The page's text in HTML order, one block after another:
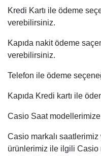
Kredi Kartı ile ödeme
verebilirsiniz.
Kapıda nakit ödeme
verebilirsiniz.
Telefon ile ödeme
Kapıda Kredi kartı ile
Casio Saat
Casio markalı
ürünlerimiz ile ilgili Casio